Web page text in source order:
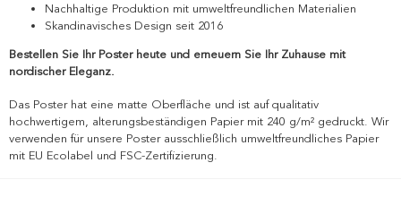
Nachhaltige Produktion mit umweltfreundlichen Materialien
Skandinavisches Design seit 2016
Bestellen Sie Ihr Poster heute und erneuern Sie Ihr Zuhause mit
nordischer Eleganz.
Das Poster hat eine matte Oberfläche und ist auf qualitativ
hochwertigem, alterungsbeständigen Papier mit 240 g/m² gedruckt. Wir
verwenden für unsere Poster ausschließlich umweltfreundliches Papier
mit EU Ecolabel und FSC-Zertifizierung.